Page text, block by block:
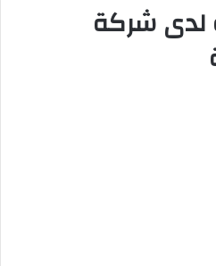
لدى شركة